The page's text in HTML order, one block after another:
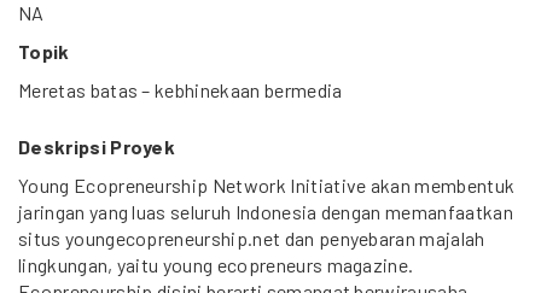
NA
Topik
Meretas batas – kebhinekaan bermedia
Deskripsi Proyek
Young Ecopreneurship Network Initiative akan membentuk
jaringan yang luas seluruh Indonesia dengan memanfaatkan
situs youngecopreneurship.net dan penyebaran majalah
lingkungan, yaitu young ecopreneurs magazine.